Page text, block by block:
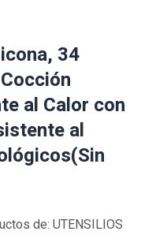
34
al Calor con
al
de: UTENSILIOS